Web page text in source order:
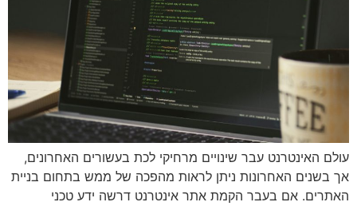
עולם האינטרנט עבר שינויים מרחיקי לכת בעשורים האחרונים,
אך בשנים האחרונות ניתן לראות מהפכה של ממש בתחום בניית
האתרים. אם בעבר הקמת אתר אינטרנט דרשה ידע טכני